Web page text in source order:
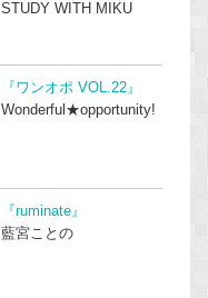
STUDY WITH MIKU
『ワンオポ VOL.22』
Wonderful★opportunity!
『ruminate』
藍宮ことの